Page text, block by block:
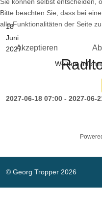
18
Juni
2027
2027-06-18 07:00 - 2027-06-
© Georg Tropper 2026
Bitte beachten Sie, dass bei
alle Funktionalitäten der Seite
Akzeptieren
Weitere